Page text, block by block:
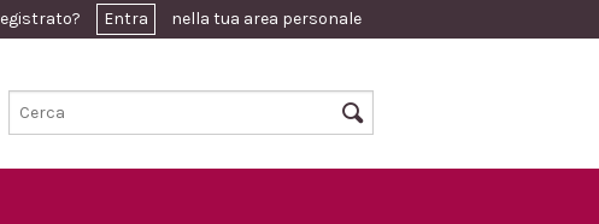
Entra nella tua area personale